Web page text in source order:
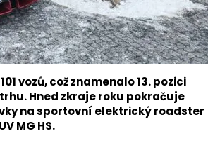
vozů, což znamenalo 13. pozici
Hned zkraje roku pokračuje
na sportovní elektrický roadster
MG HS.